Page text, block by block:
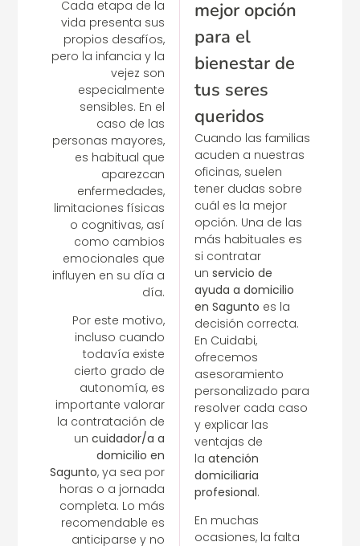
Cada etapa de la
vida presenta sus
propios desafíos,
pero la infancia y la
vejez son
especialmente
sensibles. En el
caso de las
personas mayores,
es habitual que
aparezcan
enfermedades,
limitaciones físicas
o cognitivas, así
como cambios
emocionales que
influyen en su día a
día.
Por este motivo,
incluso cuando
todavía existe
cierto grado de
autonomía, es
importante valorar
la contratación de
un cuidador/a a
domicilio en
Sagunto, ya sea por
horas o a jornada
completa. Lo más
recomendable es
anticiparse y no
mejor opción
para el
bienestar de
tus seres
queridos
Cuando las familias
acuden a nuestras
oficinas, suelen
tener dudas sobre
cuál es la mejor
opción. Una de las
más habituales es
si contratar
unservicio de
ayuda a domicilio
enSagunto es la
decisión correcta.
En Cuidabi,
ofrecemos
asesoramiento
personalizado para
resolver cada caso
y explicar las
ventajas de
laatención
domiciliaria
profesional.
En muchas
ocasiones, la falta